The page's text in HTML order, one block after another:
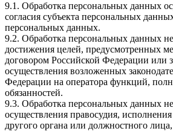
9.1. Обработка персональных данных
согласия субъекта персональных
персональных данных.
9.2. Обработка персональных данных
достижения целей, предусмотренных
договором Российской Федерации или
осуществления возложенных
Федерации на оператора функций,
обязанностей.
9.3. Обработка персональных данных
осуществления правосудия, исполнения
другого органа или должностного